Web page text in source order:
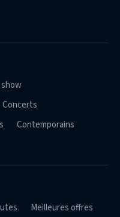
Concerts
Contemporains
Meilleures offres